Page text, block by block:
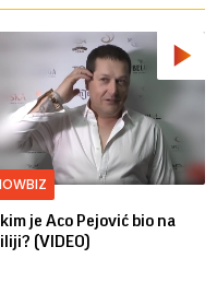
je Aco Pejović bio na
(VIDEO)